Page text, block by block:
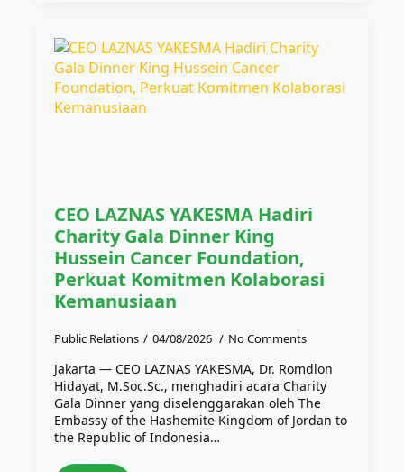
CEO LAZNAS YAKESMA Hadiri
Charity Gala Dinner King
Hussein Cancer Foundation,
Perkuat Komitmen Kolaborasi
Kemanusiaan
Public Relations 04/08/2026 No Comments
Jakarta — CEO LAZNAS YAKESMA, Dr. Romdlon
Hidayat, M.Soc.Sc., menghadiri acara Charity
Gala Dinner yang diselenggarakan oleh The
Embassy of the Hashemite Kingdom of Jordan to
the Republic of Indonesia…